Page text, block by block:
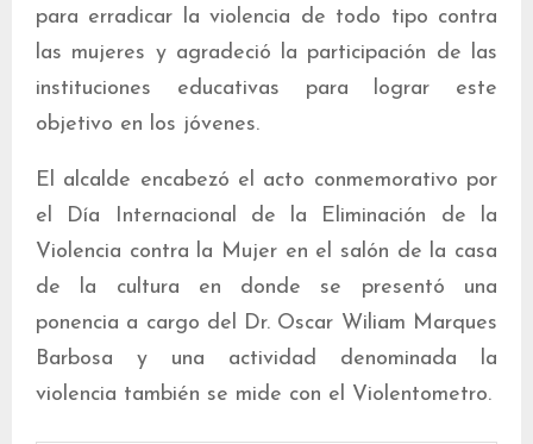
para erradicar la violencia de todo tipo contra
las mujeres y agradeció la participación de las
instituciones educativas para lograr este
objetivo en los jóvenes.
El alcalde encabezó el acto conmemorativo por
el Día Internacional de la Eliminación de la
Violencia contra la Mujer en el salón de la casa
de la cultura en donde se presentó una
ponencia a cargo del Dr. Oscar Wiliam Marques
Barbosa y una actividad denominada la
violencia también se mide con el Violentometro.